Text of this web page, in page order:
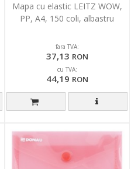
Mapa cu elastic LEITZ WOW,
PP, A4, 150 coli, albastru
fara TVA:
37,13 RON
cu TVA:
44,19 RON